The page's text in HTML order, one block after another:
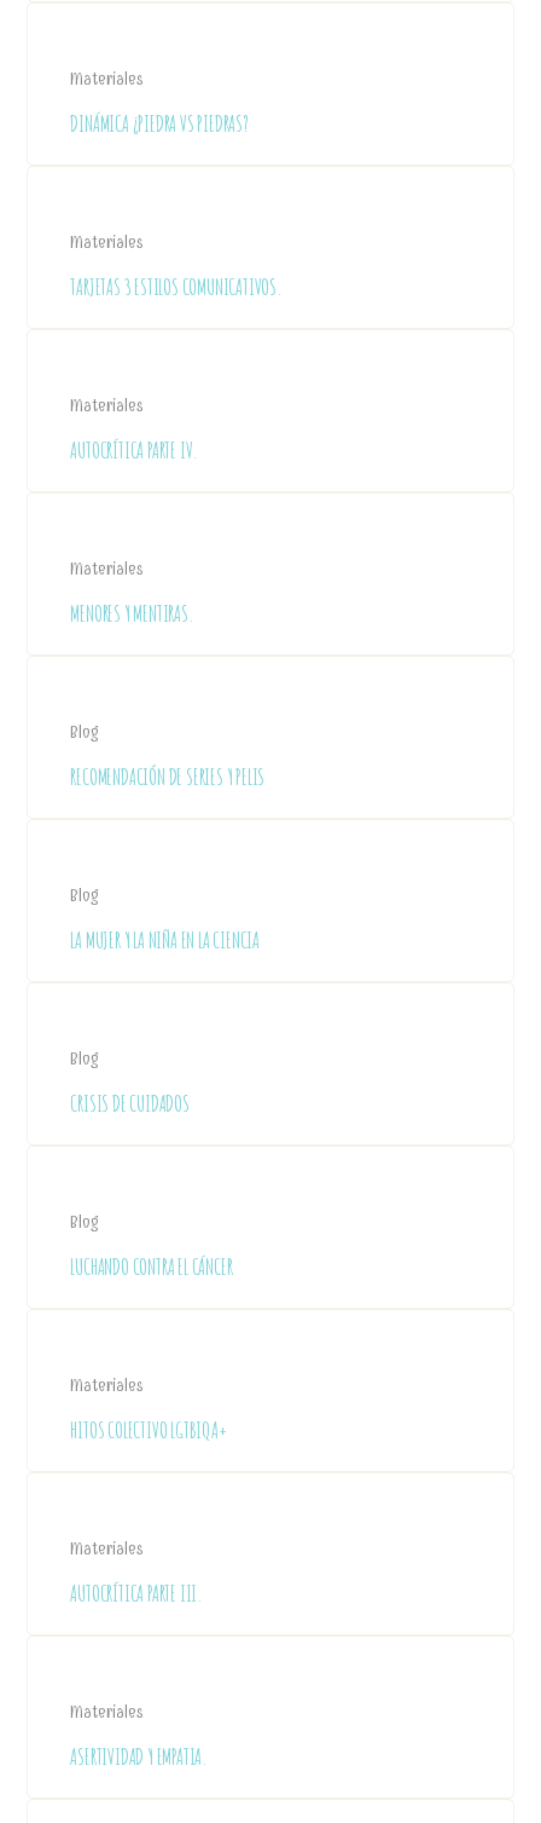
Materiales
DINÁMICA ¿PIEDRA VS PIEDRAS?
Materiales
TARJETAS 3 ESTILOS COMUNICATIVOS.
Materiales
AUTOCRÍTICA PARTE IV.
Materiales
MENORES Y MENTIRAS.
Blog
RECOMENDACIÓN DE SERIES Y PELIS
Blog
LA MUJER Y LA NIÑA EN LA CIENCIA
Blog
CRISIS DE CUIDADOS
Blog
LUCHANDO CONTRA EL CÁNCER
Materiales
HITOS COLECTIVO LGTBIQA+
Materiales
AUTOCRÍTICA PARTE III.
Materiales
ASERTIVIDAD Y EMPATIA.